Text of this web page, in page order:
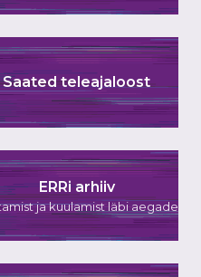
Saated teleajaloost
ERRi arhiiv
ja kuulamist läbi aegade